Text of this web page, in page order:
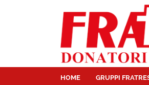
HOME GRUPPI